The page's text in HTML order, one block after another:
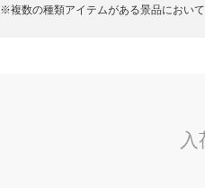
※複数の種類アイテムがある景品におい